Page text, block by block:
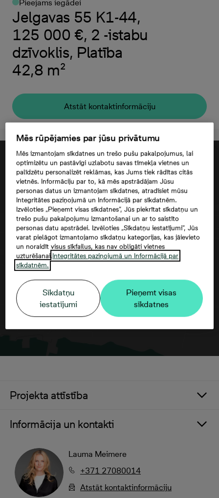
Pieejams iegādei
Jelgavas 55 K1-44,
125 000 €, 2 -istabu
dzīvoklis, Platība
42,8 m²
Atstāt kontaktinformāciju
Google maps trešās puses datu
izmantošana
Projekta attīstība
Informācija un kontakti
Lauma Meimere
+371 27080014
Atstāt kontaktinformāciju
Mēs rūpējamies par jūsu privātumu
Mēs izmantojam sīkdatnes un trešo pušu pakalpojumus, lai
optimizētu un pastāvīgi uzlabotu savas tīmekļa vietnes un
palīdzētu personalizēt reklāmas, kas Jums tiek rādītas citās
vietnēs. Informāciju par to, kā mēs apstrādājam Jūsu
personas datus un izmantojam sīkdatnes, atradīsiet mūsu
Integritātes paziņojumā un Informācijā par sīkdatnēm.
Izvēloties „Pieņemt visas sīkdatnes”, Jūs piekrītat sīkdatņu un
trešo pušu pakalpojumu izmantošanai un ar to saistīto
personas datu apstrādei. Izvēloties „Sīkdatņu iestatījumi”, Jūs
varat pielāgot izmantojamo sīkdatņu kategorijas, kas jāievieto
un noraidīt visus sīkfailus, kas nav obligāti vietnes
uzturēšanai.Integritātes paziņojumā un Informācijā par
sīkdatnēm.
Sīkdatņu
iestatījumi
Pieņemt visas
sīkdatnes